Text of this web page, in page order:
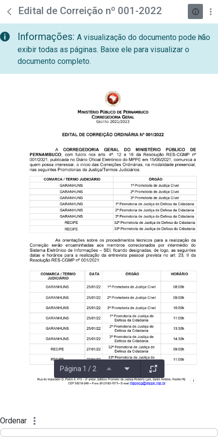
Pular para o Conteúdo principal
teste descricao
Edital de Correição nº 001-2022
Informações: A visualização do documento pode não
exibir todas as páginas. Baixe ele para visualizar o
documento completo.
Página 1 / 2
Ordenar